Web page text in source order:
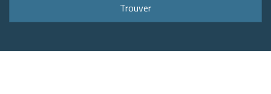
Trouver